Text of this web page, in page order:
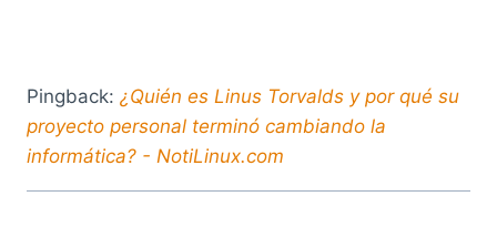
Pingback: ¿Quién es Linus Torvalds y por qué su
proyecto personal terminó cambiando la
informática? - NotiLinux.com